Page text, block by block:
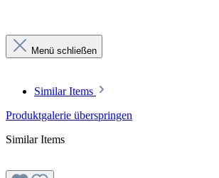
Menü schließen
Similar Items
Produktgalerie überspringen
Similar Items